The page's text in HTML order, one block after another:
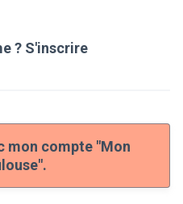
? S'inscrire
mon compte "Mon